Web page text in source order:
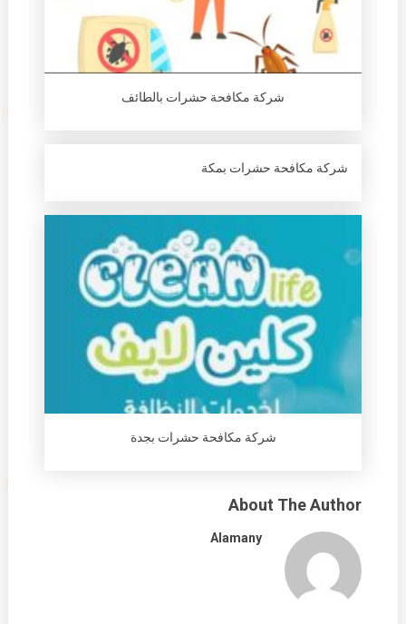
شركة مكافحة حشرات بالطائف
شركة مكافحة حشرات بمكة
شركة مكافحة حشرات بجدة
About The Author
Alamany